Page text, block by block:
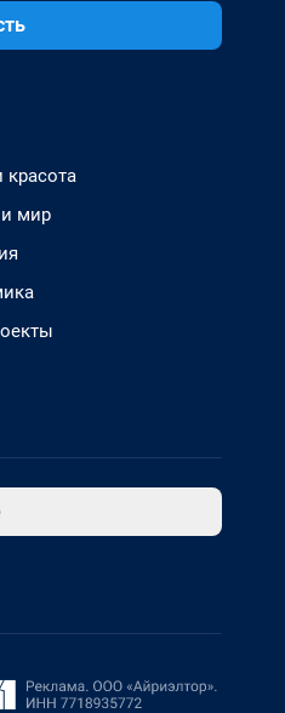
красота
мир